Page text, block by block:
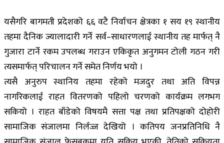
यसैगरि बागमती प्रदेशको ६६ वटै निर्वाचन क्षेत्रका १ सय १९ स्थानीय
तहमा दैनिक ज्यालादारी गर्ने सर्व–साधारणलाई स्थानीय तह मार्फत् नै
गुजारा टार्ने रकम उपलब्ध गराउन एकिकृत अनुगमन टोली गठन गरी
त्यसमार्फत् परिचालन गर्ने समेत निर्णय भयो ।
त्यसै अनुरुप स्थानिय तहमा रहेको मजदुर तथा अति विपन्न
नागरिकलाई राहत वितरणको पहिलो चरणको कार्यक्रम लगभग
सकियो । राहत बाँडेको विषयमै सत्ता पक्ष तथा प्रतिपक्षको दोहोरी
सामाजिक संजालमा निर्लज्ज देखियो । कतिपय जनप्रतिनिधि नै